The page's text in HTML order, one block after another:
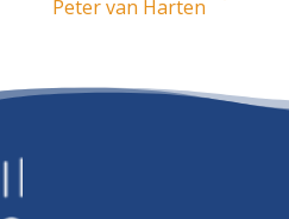
Peter van Harten